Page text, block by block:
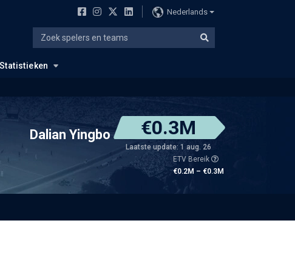
Nederlands
Statistieken
Dalian Yingbo €0.3M
Laatste update: 1 aug. 26
ETV Bereik
€0.2M – €0.3M